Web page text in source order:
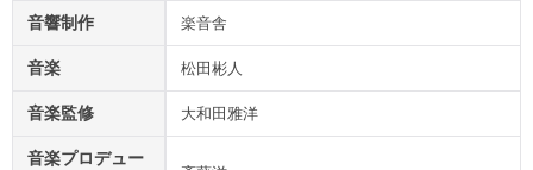
音響制作 楽音舎
音楽 松田彬人
音楽監修 大和田雅洋
音楽プロデュー